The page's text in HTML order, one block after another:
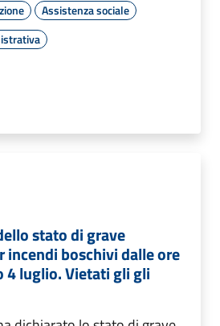
Assistenza sociale
stato di grave
incendi boschivi dalle ore
4 luglio. Vietati gli gli